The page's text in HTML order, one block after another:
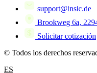
support@insic.de
Brookweg 6a,
Solicitar cotización
© Todos los derechos
ES